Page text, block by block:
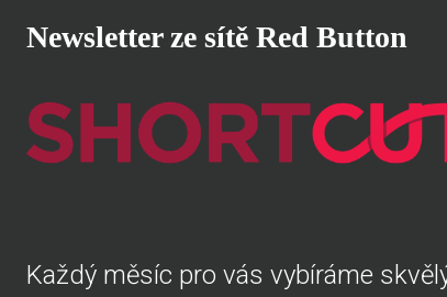
Newsletter ze sítě Red Button
Každý měsíc pro vás vybíráme